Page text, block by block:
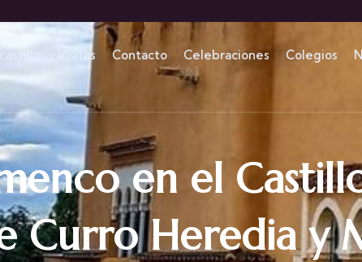
Visitas Contacto Celebraciones Colegios
en el
Curro Heredia y